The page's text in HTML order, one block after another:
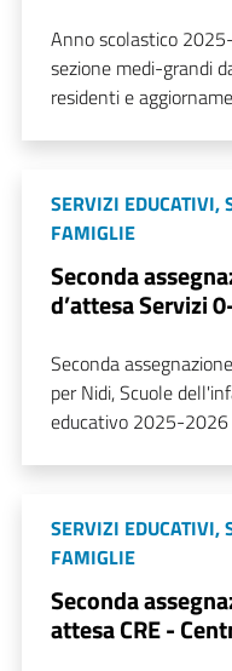
Anno scolastico
sezione medi-grandi
residenti e
SERVIZI EDUCATIVI,
FAMIGLIE
Seconda
d’attesa Servizi
Seconda
per Nidi, Scuole
educativo 2025-2026
SERVIZI EDUCATIVI,
FAMIGLIE
Seconda
attesa CRE -